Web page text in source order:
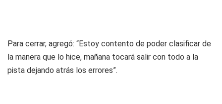
Para cerrar, agregó: “Estoy contento de poder clasificar de
la manera que lo hice, mañana tocará salir con todo a la
pista dejando atrás los errores”.